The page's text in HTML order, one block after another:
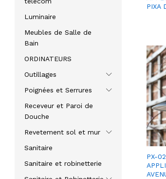
PIXA
PX-
Luminaire
Meubles de Salle de
Bain
ORDINATEURS
Outillages
Poignées et Serrures
Receveur et Paroi de
Douche
Revetement sol et mur
Sanitaire
Sanitaire et robinetterie